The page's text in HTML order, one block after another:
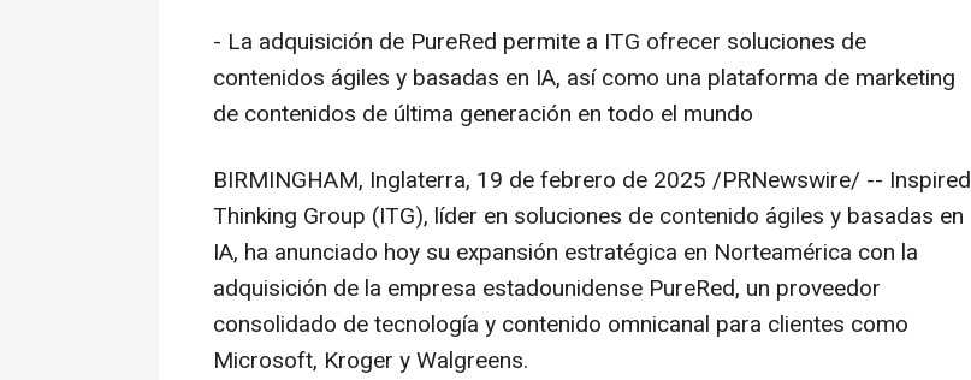
- La adquisición de PureRed permite a ITG ofrecer soluciones de
contenidos ágiles y basadas en IA, así como una plataforma de marketing
de contenidos de última generación en todo el mundo
BIRMINGHAM, Inglaterra, 19 de febrero de 2025 /PRNewswire/ -- Inspired
Thinking Group (ITG), líder en soluciones de contenido ágiles y basadas en
IA, ha anunciado hoy su expansión estratégica en Norteamérica con la
adquisición de la empresa estadounidense PureRed, un proveedor
consolidado de tecnología y contenido omnicanal para clientes como
Microsoft, Kroger y Walgreens.